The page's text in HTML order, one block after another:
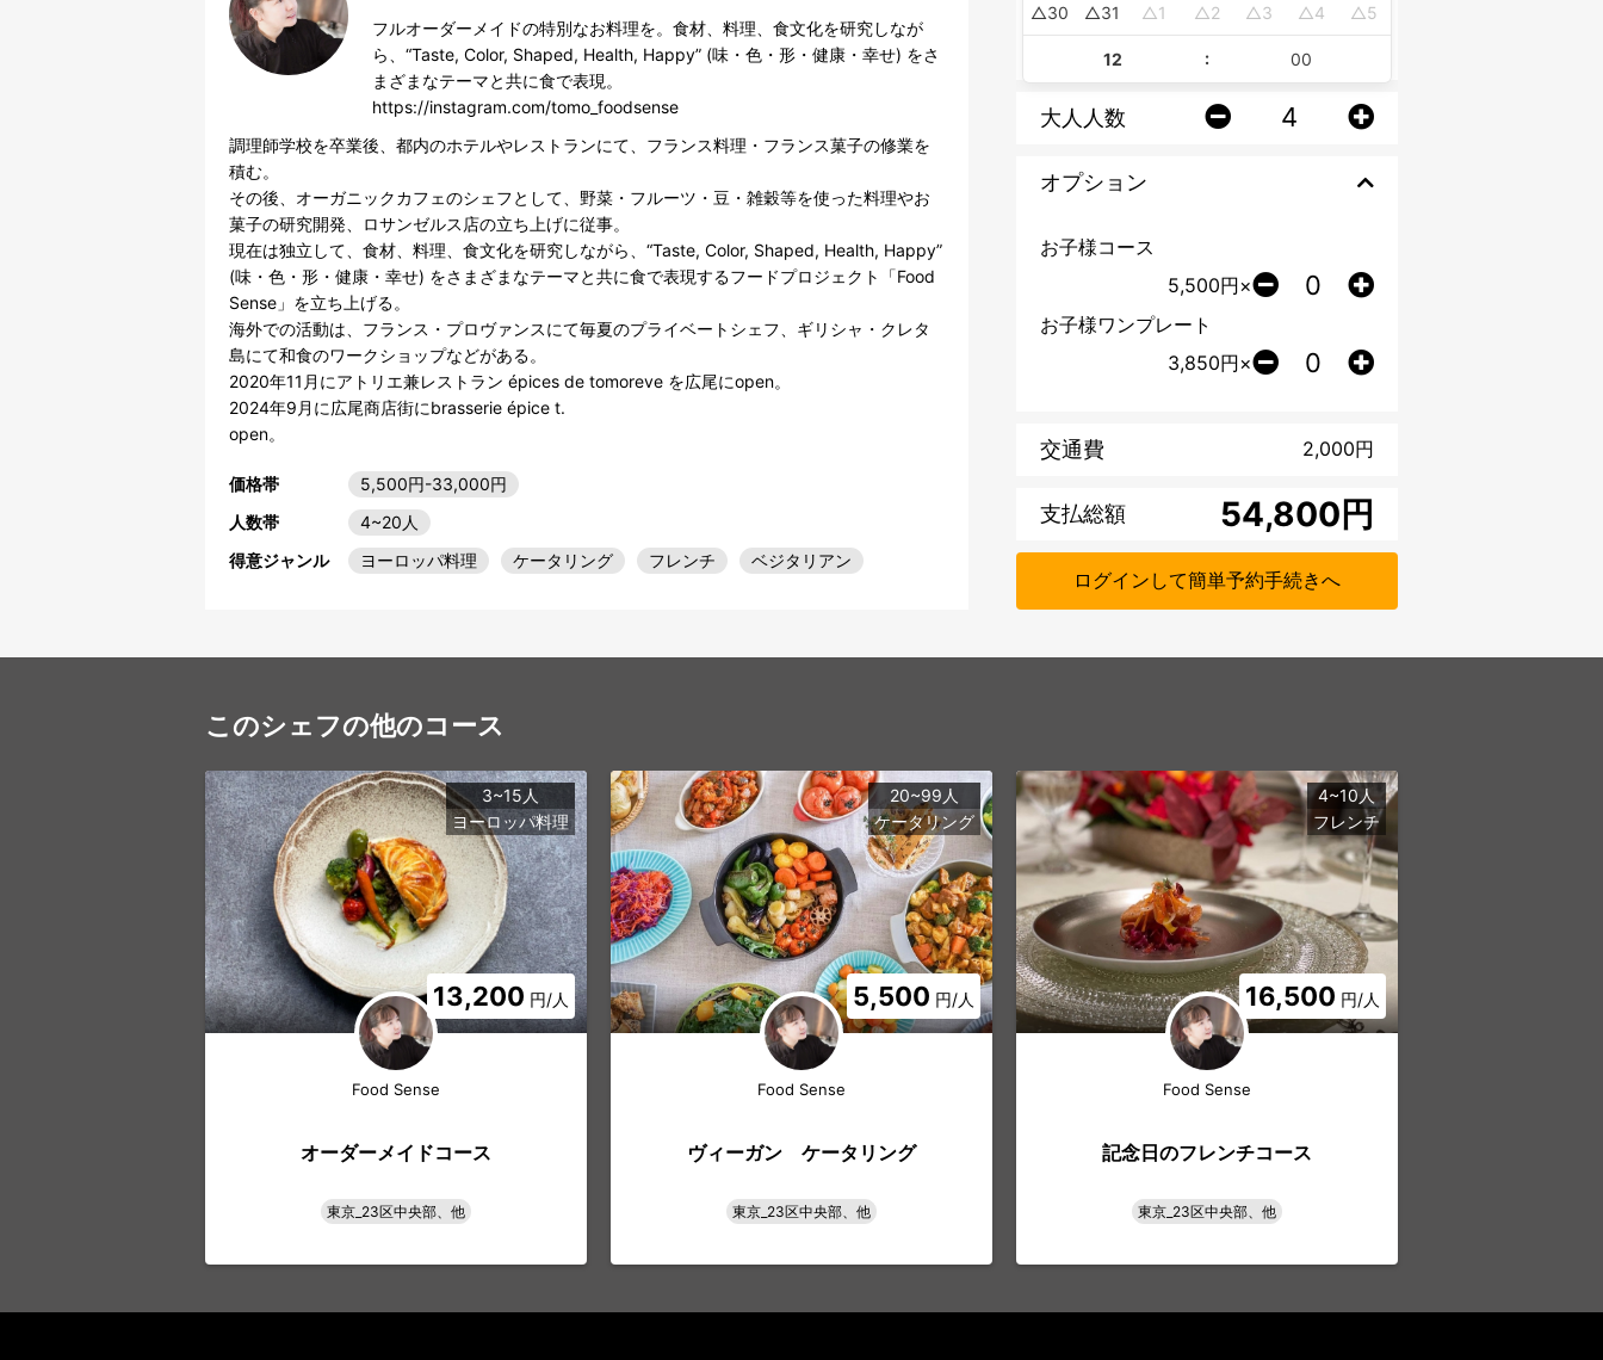
フルオーダーメイドの特別なお料理を。食材、料理、食文化を研究しなが
ら、“Taste, Color, Shaped, Health, Happy” (味・色・形・健康・幸せ) をさ
まざまなテーマと共に食で表現。
https://instagram.com/tomo_foodsense
調理師学校を卒業後、都内のホテルやレストランにて、フランス料理・フランス菓子の修業を
積む。
その後、オーガニックカフェのシェフとして、野菜・フルーツ・豆・雑穀等を使った料理やお
菓子の研究開発、ロサンゼルス店の立ち上げに従事。
現在は独立して、食材、料理、食文化を研究しながら、“Taste, Color, Shaped, Health, Happy”
(味・色・形・健康・幸せ) をさまざまなテーマと共に食で表現するフードプロジェクト「Food
Sense」を立ち上げる。
海外での活動は、フランス・プロヴァンスにて毎夏のプライベートシェフ、ギリシャ・クレタ
島にて和食のワークショップなどがある。
2020年11月にアトリエ兼レストラン épices de tomoreve を広尾にopen。
2024年9月に広尾商店街にbrasserie épice t.
価格帯
5,500円-33,000円
人数帯
4~20人
得意ジャンル
ヨーロッパ料理 ケータリング フレンチ ベジタリアン
30 31 1 2 3 4 5
:
大人人数
オプション
お子様コース
5,500円×
お子様ワンプレート
3,850円×
交通費 2,000円
支払総額 円
ログインして簡単予約手続きへ
このシェフの他のコース
13,200 円/人
3~15人
ヨーロッパ料理
Food Sense
オーダーメイドコース
東京_23区中央部、他
5,500 円/人
20~99人
ケータリング
Food Sense
ヴィーガン ケータリング
東京_23区中央部、他
16,500 円/人
4~10人
フレンチ
Food Sense
記念日のフレンチコース
東京_23区中央部、他